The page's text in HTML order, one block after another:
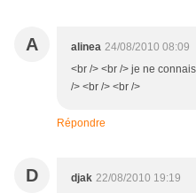
A alinea 24/08/2010 08:09
<br /> <br /> je ne
/> <br /> <br />
Répondre
D djak 22/08/2010 19:19